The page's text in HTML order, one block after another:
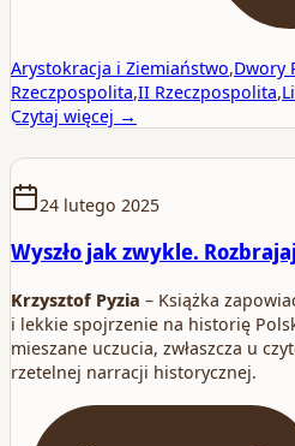
Arystokracja i Ziemiaństwo,Dwory
Rzeczpospolita,II Rzeczpospolita,
Czytaj więcej →
24 lutego 2025
Wyszło jak zwykle.
Krzysztof Pyzia – Książka
i lekkie spojrzenie na historię
mieszane uczucia, zwłaszcza u
rzetelnej narracji historycznej.